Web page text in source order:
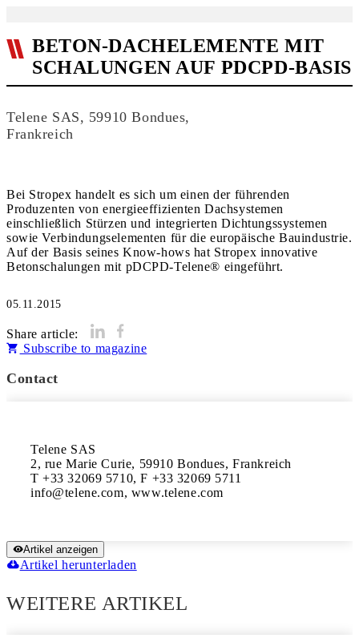
BETON-DACHELEMENTE MIT
SCHALUNGEN AUF PDCPD-BASIS
Telene SAS, 59910 Bondues,
Frankreich
Bei Stropex handelt es sich um einen der führenden
Produzenten von energieeffizienten Dachsystemen
einschließlich Stürzen und integrierten Dichtungssystemen
sowie Verbindungselementen für die europäische Bauindustrie.
Auf der Basis seines Know-hows hat Stropex innovative
Betonschalungen mit pDCPD-Telene® eingeführt.
05.11.2015
Share article:
Subscribe to magazine
Contact
Telene SAS
2, rue Marie Curie, 59910 Bondues, Frankreich
T +33 32069 5710, F +33 32069 5711
info@telene.com, www.telene.com
Artikel anzeigen
Artikel herunterladen
WEITERE ARTIKEL